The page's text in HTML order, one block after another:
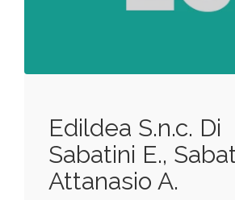
Edildea S.n.c. Di
Sabatini E.,
Attanasio A.